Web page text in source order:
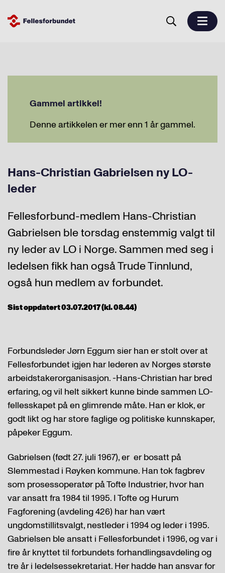
Gammel artikkel!
Denne artikkelen er mer enn 1 år gammel.
Hans-Christian Gabrielsen ny LO-
leder
Fellesforbund-medlem Hans-Christian
Gabrielsen ble torsdag enstemmig valgt til
ny leder av LO i Norge. Sammen med seg i
ledelsen fikk han også Trude Tinnlund,
også hun medlem av forbundet.
Sist oppdatert 03.07.2017 (kl. 08.44)
Forbundsleder Jørn Eggum sier han er stolt over at
Fellesforbundet igjen har lederen av Norges største
arbeidstakerorganisasjon. -Hans-Christian har bred
erfaring, og vil helt sikkert kunne binde sammen LO-
fellesskapet på en glimrende måte. Han er klok, er
godt likt og har store faglige og politiske kunnskaper,
påpeker Eggum.
Gabrielsen (født 27. juli 1967), er er bosatt på
Slemmestad i Røyken kommune. Han tok fagbrev
som prosessoperatør på Tofte Industrier, hvor han
var ansatt fra 1984 til 1995. I Tofte og Hurum
Fagforening (avdeling 426) har han vært
ungdomstillitsvalgt, nestleder i 1994 og leder i 1995.
Gabrielsen ble ansatt i Fellesforbundet i 1996, og var i
fire år knyttet til forbundets forhandlingsavdeling og
tre år i ledelsessekretariat. Her hadde han ansvar for